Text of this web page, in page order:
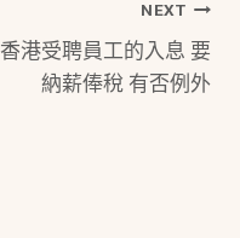
NEXT
香港受聘員工的入息 要
納薪俸稅 有否例外